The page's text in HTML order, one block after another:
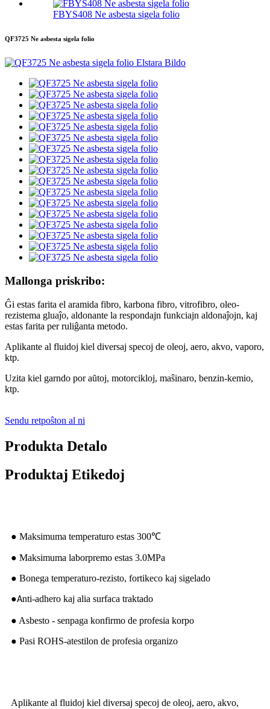
FBYS408 Ne asbesta sigela folio
QF3725 Ne asbesta sigela folio
Mallonga priskribo:
Ĝi estas farita el aramida fibro, karbona fibro, vitrofibro, oleo-
rezistema gluaĵo, aldonante la respondajn funkciajn aldonaĵojn, kaj
estas farita per ruliĝanta metodo.
Aplikante al fluidoj kiel diversaj specoj de oleoj, aero, akvo, vaporo,
ktp.
Uzita kiel garndo por aŭtoj, motorcikloj, maŝinaro, benzin-kemio,
ktp.
Sendu retpoŝton al ni
Produkta Detalo
Produktaj Etikedoj
● Maksimuma temperaturo estas 300℃
● Maksimuma laborpremo estas 3.0MPa
● Bonega temperaturo-rezisto, fortikeco kaj sigelado
●Anti-adhero kaj alia surfaca traktado
● Asbesto - senpaga konfirmo de profesia korpo
● Pasi ROHS-atestilon de profesia organizo
Aplikante al fluidoj kiel diversaj specoj de oleoj, aero, akvo,